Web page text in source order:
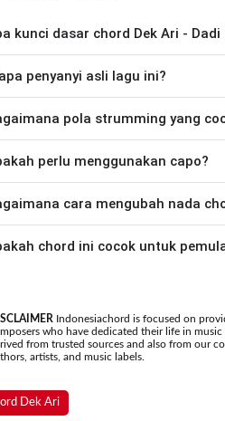
kunci dasar chord Dek Ari - Dadi
sehingga lebih mudah
lagu ini.
penyanyi asli lagu ini?
chord gitar yang lebih mudah
pola strumming yang
- Down - Up - Up - Down - Up
.
perlu menggunakan capo?
asli penyanyi, kamu dapat
cara mengubah nada
chord akan berubah secara otomatis tanpa mengubah lirik sehingga kamu dapat
chord ini cocok untuk
Indonesiachord is focused on
who have dedicated their life in
from trusted sources and also from our
artists, and music labels.
Dek Ari